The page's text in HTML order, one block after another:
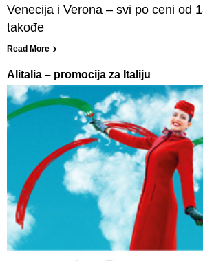
Venecija i Verona – svi po ceni od
takođe
Read More
Alitalia – promocija za Italiju